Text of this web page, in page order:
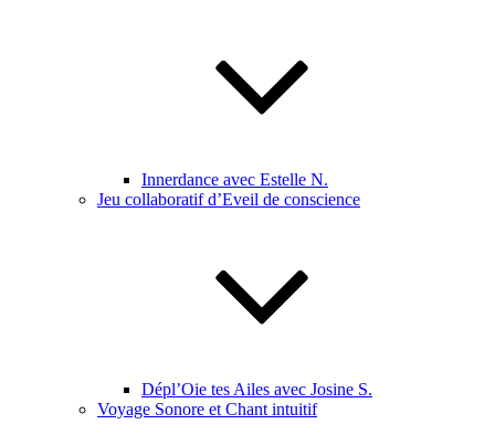
Innerdance avec Estelle N.
Jeu collaboratif d’Eveil de conscience
Dépl’Oie tes Ailes avec Josine S.
Voyage Sonore et Chant intuitif